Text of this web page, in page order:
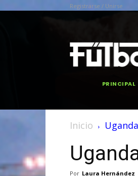
Registrarse / Unirse
PRINCIPAL
Inicio
Por Laura Hernández